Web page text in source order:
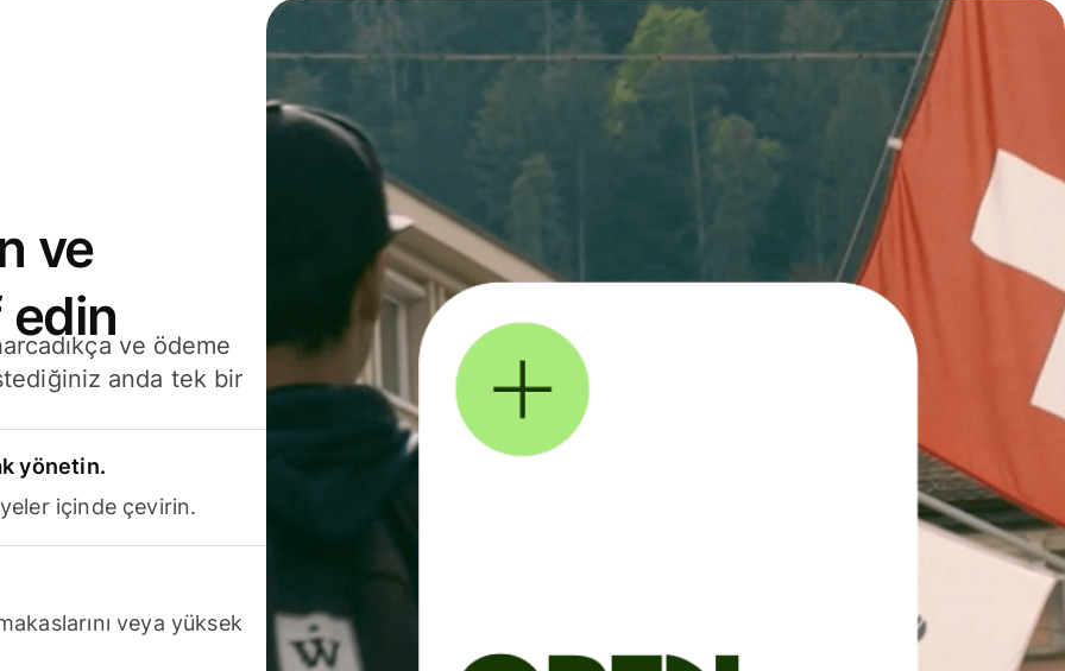
ve
edinve ödeme
anda tek bir
yönetin.
içinde çevirin.
veya yüksek